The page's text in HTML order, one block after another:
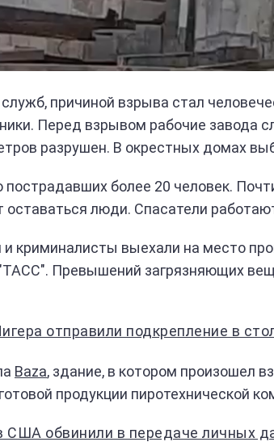
причиной взрыва стал
Перед взрывом рабочие завода
разрушен. В окрестных домах
более 20 человек.
люди. Спасатели
криминалисты выехали на место
Превышений загрязняющих
отправили подкрепление в
Baza, здание, в котором произошел
продукции пиротехнической
обвинили в передаче личных данных